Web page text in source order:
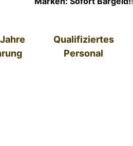
Qualifiziertes
Personal